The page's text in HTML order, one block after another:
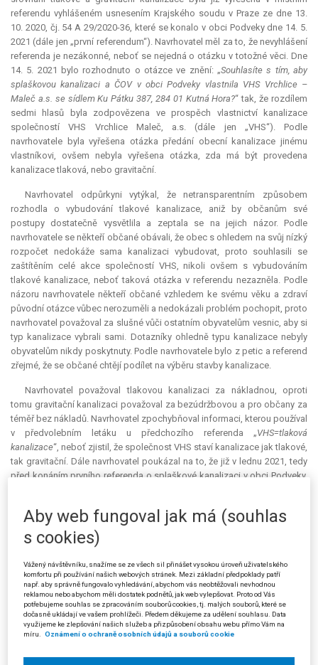
referendu vyhlášeném usnesením Krajského soudu v Praze ze dne 13.
10. 2020, čj. 54 A 29/2020-36, které se konalo v obci Podveky dne 14. 5.
2021 (dále jen „první referendum“). Navrhovatel měl za to, že nevyhlášení
referenda je nezákonné, neboť se nejedná o otázku v totožné věci. Dne
14. 5. 2021 bylo rozhodnuto o otázce ve znění: „Souhlasíte s tím, aby
splaškovou kanalizaci a ČOV v obci Podveky vlastnila VHS Vrchlice –
Maleč a.s. se sídlem Ku Pátku 387, 284 01 Kutná Hora?“ tak, že rozdílem
sedmi hlasů byla zodpovězena ve prospěch vlastnictví kanalizace
společností VHS Vrchlice Maleč, a.s. (dále jen „VHS“). Podle
navrhovatele byla vyřešena otázka předání obecní kanalizace jinému
vlastníkovi, ovšem nebyla vyřešena otázka, zda má být provedena
kanalizace tlaková, nebo gravitační.
Navrhovatel odpůrkyni vytýkal, že netransparentním způsobem
rozhodla o vybudování tlakové kanalizace, aniž by občanům své
postupy dostatečně vysvětlila a zeptala se na jejich názor. Podle
navrhovatele se někteří občané obávali, že obec s ohledem na svůj nízký
rozpočet nedokáže sama kanalizaci vybudovat, proto souhlasili se
zaštítěním celé akce společností VHS, nikoli ovšem s vybudováním
tlakové kanalizace, neboť taková otázka v referendu nezazněla. Podle
názoru navrhovatele někteří občané vzhledem ke svému věku a zdraví
původní otázce vůbec nerozuměli a nedokázali problém pochopit, proto
navrhovatel považoval za slušné vůči ostatním obyvatelům vesnic, aby si
typ kanalizace vybrali sami. Dotazníky ohledně typu kanalizace nebyly
obyvatelům nikdy poskytnuty. Podle navrhovatele bylo z petic a referend
zřejmé, že se občané chtějí podílet na výběru stavby kanalizace.
Navrhovatel považoval tlakovou kanalizaci za nákladnou, oproti
tomu gravitační kanalizaci považoval za bezúdržbovou a pro občany za
téměř bez nákladů. Navrhovatel zpochybňoval informaci, kterou používal
v předvolebním letáku u předchozího referenda „VHS=tlaková
kanalizace“, neboť zjistil, že společnost VHS staví kanalizace jak tlakové,
tak gravitační. Dále navrhovatel poukázal na to, že již v lednu 2021, tedy
před konáním prvního referenda o splaškové kanalizaci v obci Podveky,
tlakovou kanalizaci, ačkoli výsledek referenda byl známý až v květnu
2021. Podle navrhovatele není překážkou konání referenda, že již byly
podepsány smlouvy a získány
Ústavního soudu ze dne 9. 2. 2012, sp. zn. III. ÚS 995/09, neblokuje
soukromoprávní závazek závaznost rozhodnutí v místním referendu.
Odpůrkyně ve vyjádření k návrhu na vyhlášení místního referenda
uvedla, že dne 10. 2. 2022 na 19. zasedání zastupitelstva odpůrce nebyl v
bodě 5 návrh na konání místního referenda schválen z důvodu, který je
rozhodnutí v místním referendu do podání návrhu na konání místního
Aby web fungoval jak má (souhlas
s cookies)
Vážený návštěvníku, snažíme se ze všech sil přinášet vysokou úroveň uživatelského
komfortu při používání našich webových stránek. Mezi základní předpoklady patří
např. aby správně fungovalo vyhledávání, abychom vás neobtěžovali nevhodnou
reklamou nebo abychom měli dostatek podnětů, jak web vylepšovat. Proto od Vás
potřebujeme souhlas se zpracováním souborů cookies, tj. malých souborů, které se
dočasně ukládají ve vašem prohlížeči. Předem děkujeme za udělení souhlasu. Data
využijeme ke zlepšování našich služeb a přizpůsobení obsahu webu přímo Vám na
míru.
Oznámení o ochraně osobních údajů a souborů cookie